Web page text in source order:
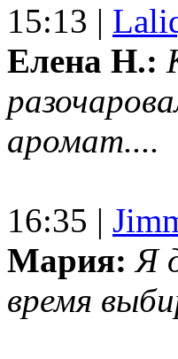
15:13 |
Елена Н.:
аромат....
16:35 |
Мария: Я
время